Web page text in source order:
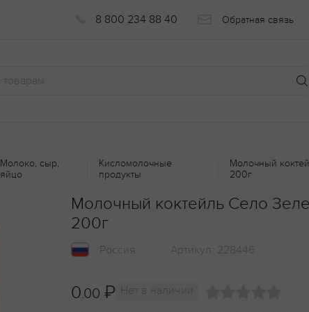
8 800 234 88 40 Обратная связь
Молоко, сыр,
яйцо
Кисломолочные
продукты
Молочный
200г
Молочный коктейль Село
200г
Россия Артикул: 228446
0.00 ₽ Нет в наличии